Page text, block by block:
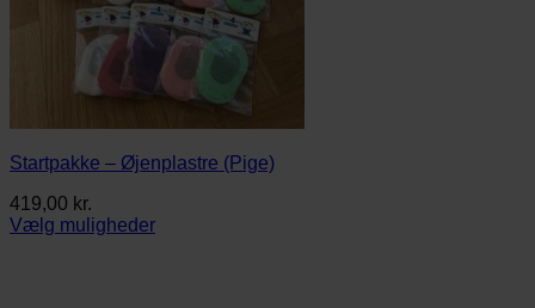
Startpakke – Øjenplastre (Pige)
419,00 kr.
Vælg muligheder